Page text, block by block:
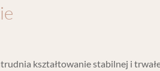
kształtowanie stabilnej i